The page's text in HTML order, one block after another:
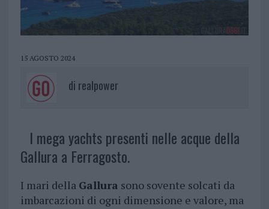
15 AGOSTO 2024
di realpower
I mega yachts presenti nelle acque della
Gallura a Ferragosto.
I mari della Gallura sono sovente solcati da
imbarcazioni di ogni dimensione e valore, ma